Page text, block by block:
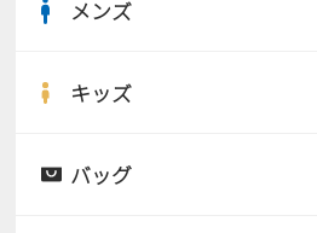
サンダル
メンズ
サンダル
キッズ
バッグ